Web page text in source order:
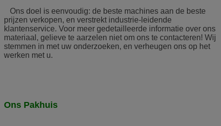
Ons doel is eenvoudig: de beste machines aan de beste
prijzen verkopen, en verstrekt industrie-leidende
klantenservice. Voor meer gedetailleerde informatie over ons
materiaal, gelieve te aarzelen niet om ons te contacteren! Wij
stemmen in met uw onderzoeken, en verheugen ons op het
werken met u.
Ons Pakhuis